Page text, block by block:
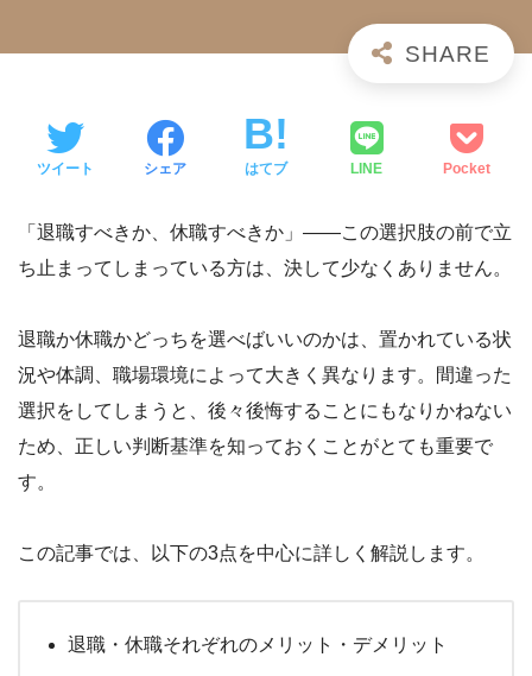
ツイート シェア はてブ LINE Pocket
「退職すべきか、休職すべきか」——この選択肢の前で立
ち止まってしまっている方は、決して少なくありません。
退職か休職かどっちを選べばいいのかは、置かれている状
況や体調、職場環境によって大きく異なります。間違った
選択をしてしまうと、後々後悔することにもなりかねない
ため、正しい判断基準を知っておくことがとても重要で
す。
この記事では、以下の3点を中心に詳しく解説します。
退職・休職それぞれのメリット・デメリット